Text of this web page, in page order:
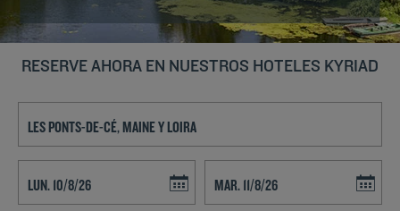
RESERVE AHORA EN NUESTROS HOTELES KYRIAD